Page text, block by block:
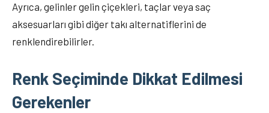
Ayrıca, gelinler gelin çiçekleri, taçlar veya saç
aksesuarları gibi diğer takı alternatiflerini de
renklendirebilirler.
Renk Seçiminde Dikkat Edilmesi
Gerekenler